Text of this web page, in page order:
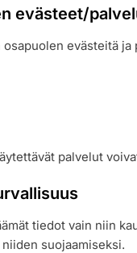
evästeet/
evästeitä ja
palvelut
tiedot vain niin
suojaamiseksi.